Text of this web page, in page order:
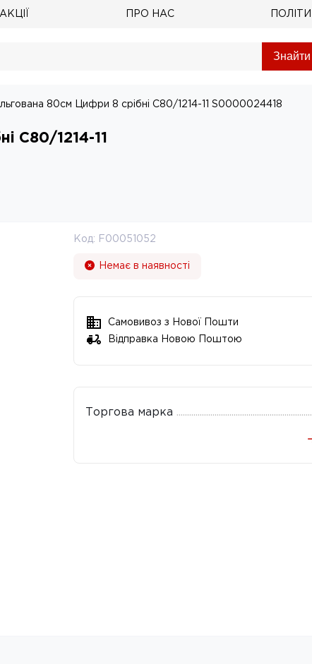
АКЦІЇ ПРО НАС
Знайти
80см Цифри 8 срібні С80/1214-11 S0000024418
С80/1214-11
Код: F00051052
Немає в наявності
Самовивоз з Нової Пошти
Відправка Новою Поштою
Торгова марка